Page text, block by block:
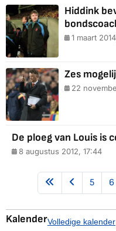
Hiddink
1 maart
Zes
22
De ploeg van Louis is
8 augustus 2012, 17:44
5 6
KalenderVolledige kalender